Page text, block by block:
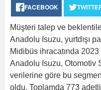
FACEBOOK
Müşteri talep ve
Anadolu Isuzu, yurtdışı
Midibüs ihracatında 2023
Anadolu Isuzu, Otomotiv
verilerine göre bu
oldu. Toplamda 773